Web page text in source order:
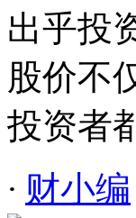
出乎投
股价不
投资者
· 财小编